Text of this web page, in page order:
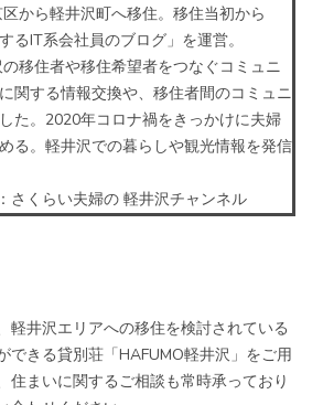
から軽井沢町へ移住。移住当初から
るIT系会社員のブログ」を運営。
移住者や移住希望者をつなぐコミュニ
関する情報交換や、移住者間のコミュニ
た。2020年コロナ禍をきっかけに夫婦
る。軽井沢での暮らしや観光情報を発信
さくらい夫婦の 軽井沢チャンネル
軽井沢エリアへの移住を検討されている
できる貸別荘「HAFUMO軽井沢」をご用
住まいに関するご相談も常時承っており